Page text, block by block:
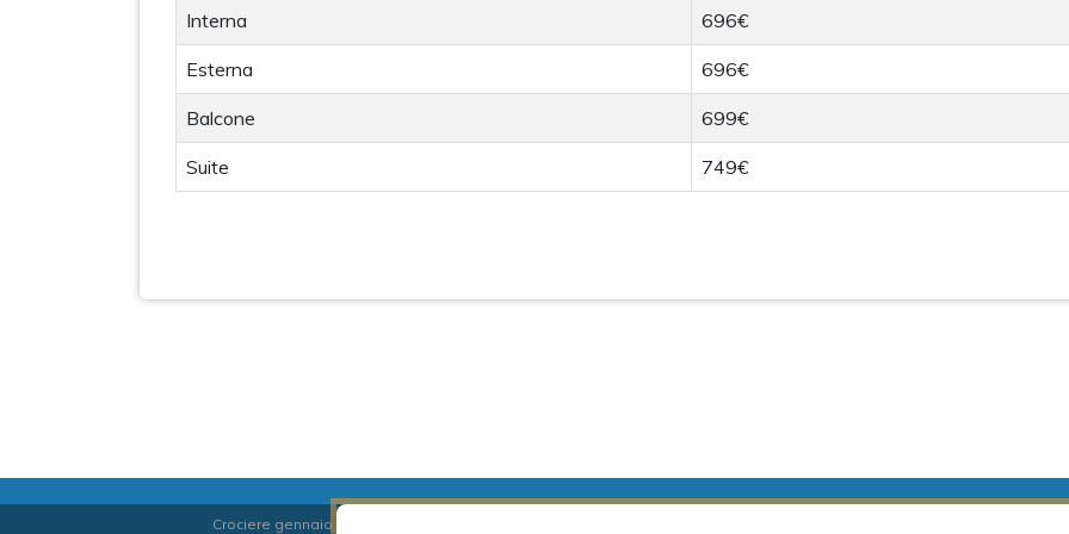
Interna 696€
Esterna 696€
Balcone 699€
Suite 749€
Crociere gennaio